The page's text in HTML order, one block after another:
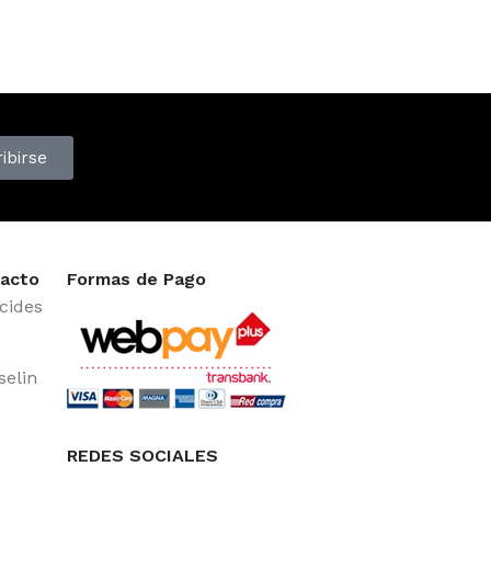
Formas de Pago
REDES SOCIALES